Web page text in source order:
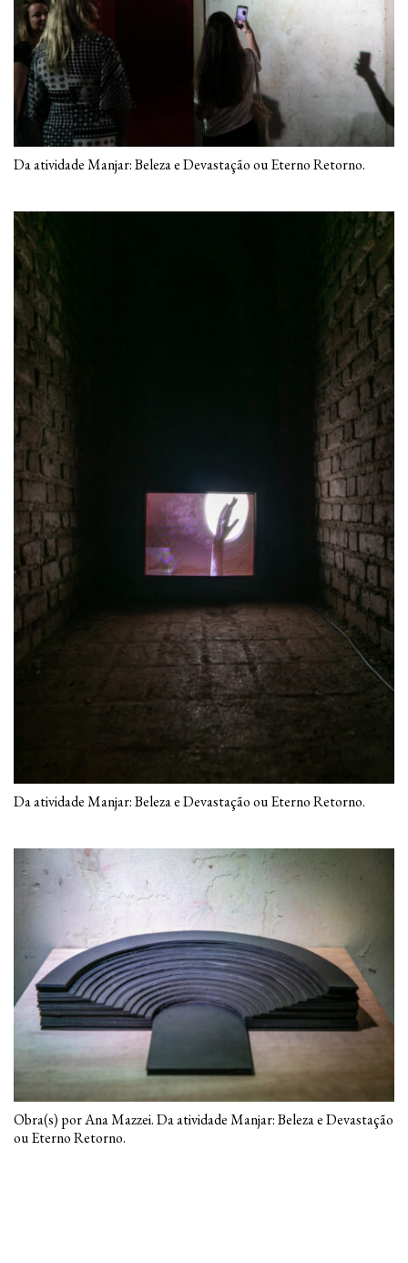
Da atividade Manjar: Beleza e Devastação ou Eterno Retorno.
Da atividade Manjar: Beleza e Devastação ou Eterno Retorno.
Obra(s) por Ana Mazzei. Da atividade Manjar: Beleza e Devastação
ou Eterno Retorno.